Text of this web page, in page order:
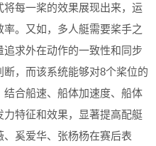
每一桨的效果展现出来，运
。又如，多人艇需要桨手之
求外在动作的一致性和同步
，而该系统能够对8个桨位的
合船速、船体加速度、船体
特征和效果，显著提高配艇
奚爱华、张杨杨在赛后表